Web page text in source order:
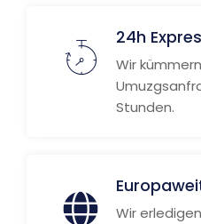
24h
Wir
Stunden.
Wir